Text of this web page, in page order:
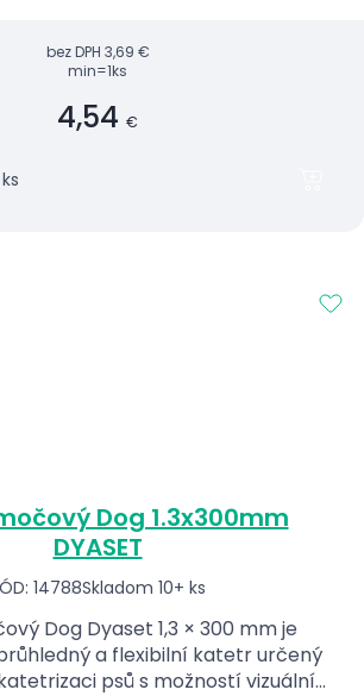
bez DPH 3,69 €
min=1ks
4,54 €
ks
Dog 1.3x300mm
DYASET
14788Skladom 10+ ks
Dog Dyaset 1,3 × 300 mm je
a flexibilní katetr určený
psů s možností vizuální